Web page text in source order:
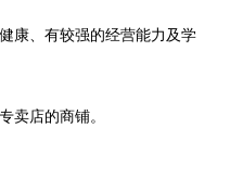
康、有较强的经营能力及学
卖店的商铺。